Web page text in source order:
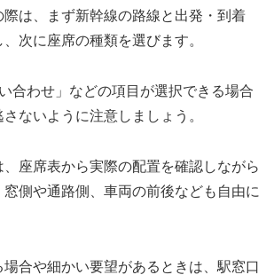
際は、まず新幹線の路線と出発・到着
次に座席の種類を選びます。
合わせ」などの項目が選択できる場合
ないように注意しましょう。
座席表から実際の配置を確認しながら
側や通路側、車両の前後なども自由に
合や細かい要望があるときは、駅窓口